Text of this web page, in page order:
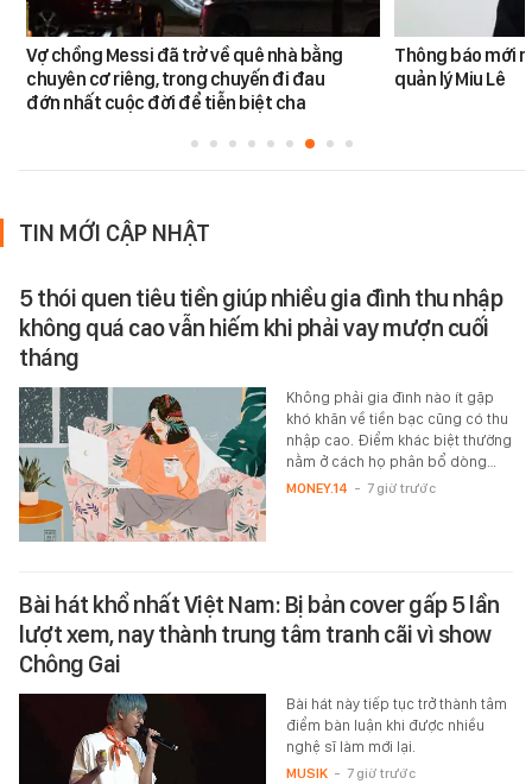
Vợ chồng Messi đã trở về quê nhà bằng
chuyên cơ riêng, trong chuyến đi đau
đớn nhất cuộc đời để tiễn biệt cha
Thông báo mới
quản lý Miu Lê
TIN MỚI CẬP NHẬT
5 thói quen tiêu tiền giúp nhiều gia đình thu nhập
không quá cao vẫn hiếm khi phải vay mượn cuối
tháng
Không phải gia đình nào ít gặp
khó khăn về tiền bạc cũng có thu
nhập cao. Điểm khác biệt thường
nằm ở cách họ phân bổ dòng…
MONEY.14 - 7 giờ trước
Bài hát khổ nhất Việt Nam: Bị bản cover gấp 5 lần
lượt xem, nay thành trung tâm tranh cãi vì show
Chông Gai
Bài hát này tiếp tục trở thành tâm
điểm bàn luận khi được nhiều
nghệ sĩ làm mới lại.
MUSIK - 7 giờ trước